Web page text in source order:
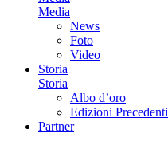
Media
News
Foto
Video
Storia
Storia
Albo d’oro
Edizioni Precedenti
Partner